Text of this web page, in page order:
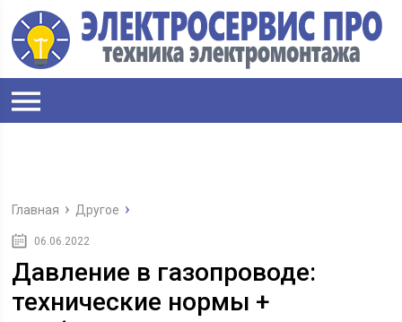
Главная Другое
06.06.2022
Давление в газопроводе:
технические нормы +